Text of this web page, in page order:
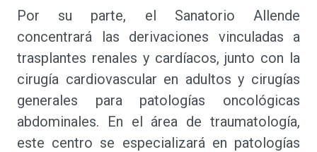
Por su parte, el Sanatorio Allende
concentrará las derivaciones vinculadas a
trasplantes renales y cardíacos, junto con la
cirugía cardiovascular en adultos y cirugías
generales para patologías oncológicas
abdominales. En el área de traumatología,
este centro se especializará en patologías